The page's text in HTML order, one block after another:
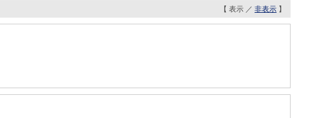
【 表示 ／ 非表示 】